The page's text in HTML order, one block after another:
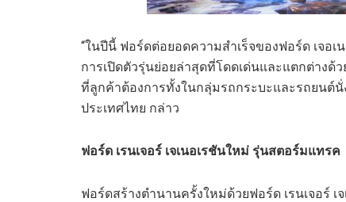
“ในปีนี้ ฟอร์ดต่อยอดความสำเร็จของฟอร์ด เจอ
การเปิดตัวรุ่นย่อยล่าสุดที่โดดเด่นและแตกต่าง
ที่ลูกค้าต้องการทั้งในกลุ่มรถกระบะและรถยนต์นั่
ประเทศไทย กล่าว
ฟอร์ด เรนเจอร์ เจเนอเรชันใหม่ รุ่นสตอร์มแทรค
ฟอร์ดสร้างตำนานครั้งใหม่ด้วยฟอร์ด เรนเจอร์